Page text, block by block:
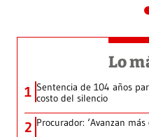
Lo
1 Sentencia de 104 años
costo del silencio
2 Procurador: ‘Avanzan